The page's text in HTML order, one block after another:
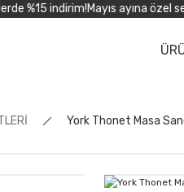
%15 indirim!Mayıs ayına özel
York Thonet Masa